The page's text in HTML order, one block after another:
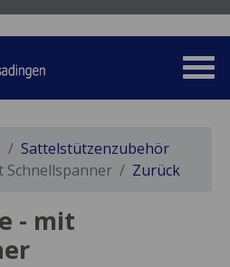
Sattelstützenzubehör
Schnellspanner
Zurück
- mit